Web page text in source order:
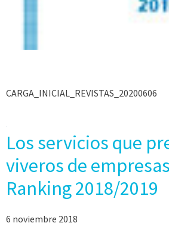
CARGA_INICIAL_REVISTAS_20200606
Los servicios que
viveros de
Ranking 2018/2019
6 noviembre 2018